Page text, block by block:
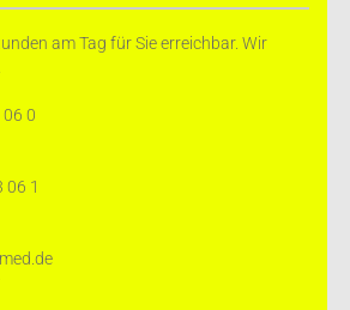
am Tag für Sie erreichbar. Wir
0
06 1